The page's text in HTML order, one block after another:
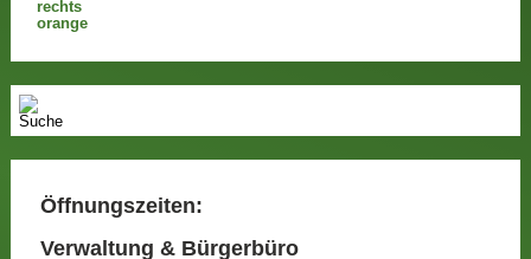
Öffnungszeiten:
Verwaltung & Bürgerbüro